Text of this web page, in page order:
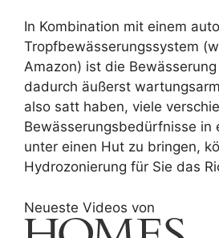
In Kombination mit einem
Tropfbewässerungssystem
Amazon) ist die
dadurch äußerst
also satt haben, viele
Bewässerungsbedürfnisse in
unter einen Hut zu bringen,
Hydrozonierung für Sie das
Neueste Videos von